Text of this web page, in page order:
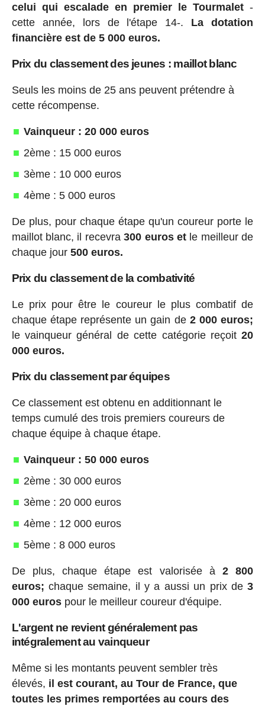
celui qui escalade en premier le Tourmalet -
cette année, lors de l'étape 14-. La dotation
financière est de 5 000 euros.
Prix du classement des jeunes : maillot blanc
Seuls les moins de 25 ans peuvent prétendre à
cette récompense.
Vainqueur : 20 000 euros
2ème : 15 000 euros
3ème : 10 000 euros
4ème : 5 000 euros
De plus, pour chaque étape qu'un coureur porte le
maillot blanc, il recevra300 euros et le meilleur de
chaque jour500 euros.
Prix du classement de la combativité
Le prix pour être le coureur le plus combatif de
chaque étape représente un gain de 2 000 euros;
le vainqueur général de cette catégorie reçoit20
000 euros.
Prix du classement par équipes
Ce classement est obtenu en additionnant le
temps cumulé des trois premiers coureurs de
chaque équipe à chaque étape.
Vainqueur : 50 000 euros
2ème : 30 000 euros
3ème : 20 000 euros
4ème : 12 000 euros
5ème : 8 000 euros
De plus, chaque étape est valorisée à2 800
euros; chaque semaine, il y a aussi un prix de3
000 eurospour le meilleur coureur d'équipe.
L'argent ne revient généralement pas
intégralement au vainqueur
Même si les montants peuvent sembler très
élevés, il est courant, au Tour de France, que
toutes les primes remportées au cours des